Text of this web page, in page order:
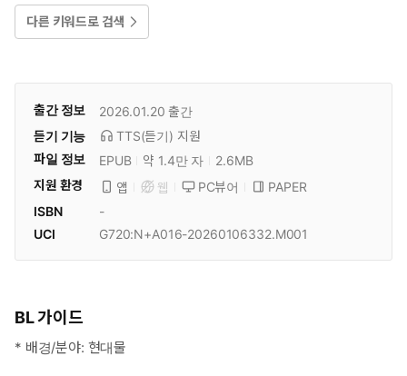
다른 키워드로 검색
출간 정보 2026.01.20 출간
듣기 기능
TTS(듣기) 지원
파일 정보
EPUB 약 1.4만 자
2.6MB
지원 환경
앱 웹 PC뷰어
PAPER
ISBN
-
UCI
G720:N+A016-20260106332.M001
BL 가이드
* 배경/분야: 현대물